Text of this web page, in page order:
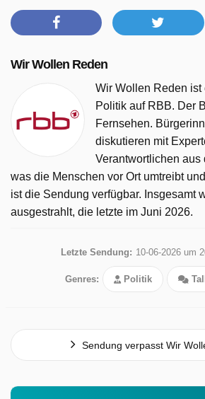
Wir Wollen Reden
Wir Wollen Reden
Politik auf RBB. Der
Fernsehen.
diskutieren mit
Verantwortlichen aus
was die Menschen vor Ort umtreibt
ist die Sendung verfügbar. Insgesamt
ausgestrahlt, die letzte im Juni 2026.
Letzte Sendung: 10-06-2026 um
Genres: Politik
Sendung verpasst Wir